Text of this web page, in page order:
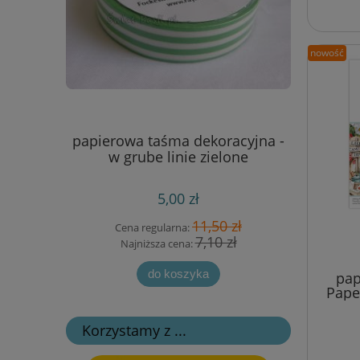
papierowa taśma dekoracyjna -
w grube linie zielone
5,00 zł
Cena regularna:11,50 zł
Najniższa cena:7,10 zł
do koszyka
w
Korzystamy z ...
nowość